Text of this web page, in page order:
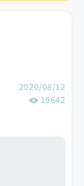
2020/08/12
19642